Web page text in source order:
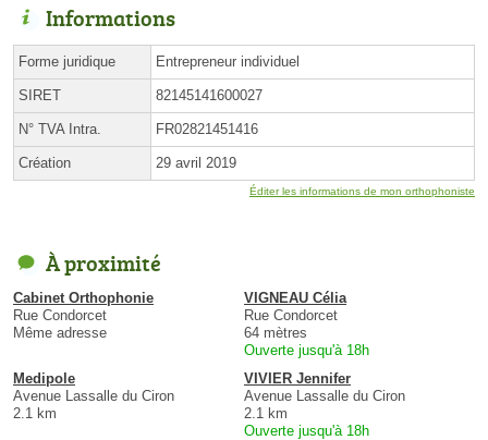
Informations
Forme juridique Entrepreneur individuel
SIRET 82145141600027
N° TVA Intra. FR02821451416
Création 29 avril 2019
Éditer les informations de mon orthophoniste
À proximité
Cabinet Orthophonie
Rue Condorcet
Même adresse
VIGNEAU Célia
Rue Condorcet
64 mètres
Ouverte jusqu'à 18h
Medipole
Avenue Lassalle du Ciron
2.1 km
VIVIER Jennifer
Avenue Lassalle du Ciron
2.1 km
Ouverte jusqu'à 18h